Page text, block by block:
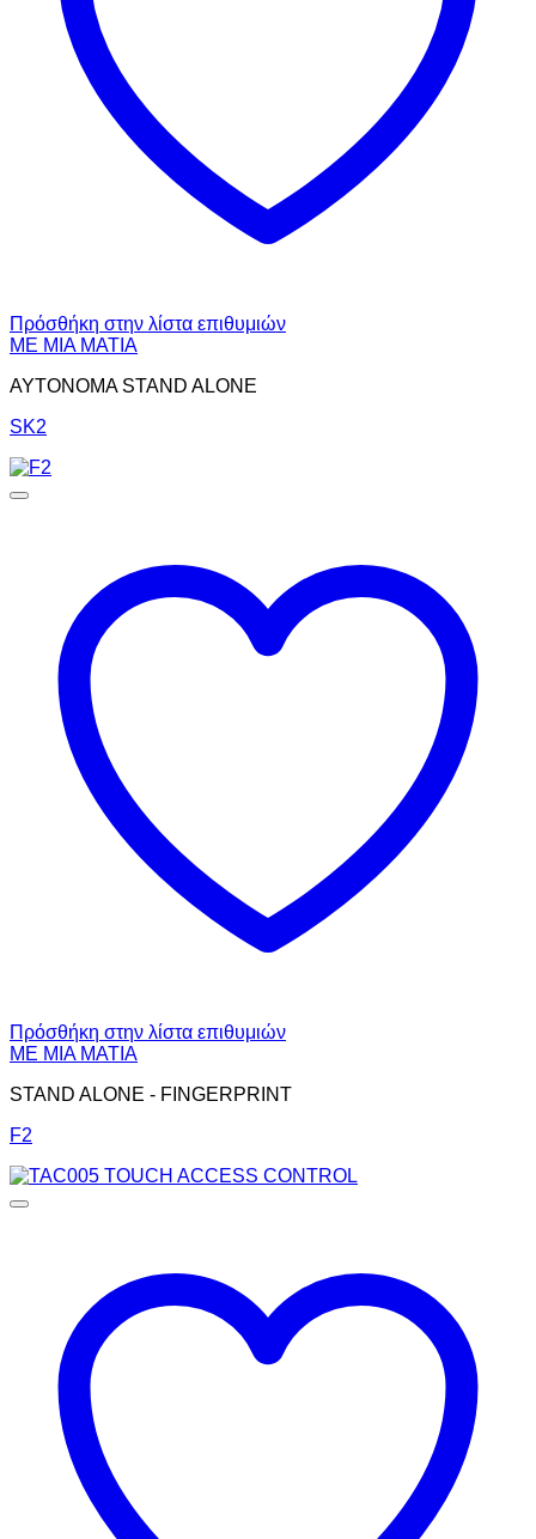
Πρόσθήκη στην λίστα επιθυμιών
ΜΕ ΜΙΑ ΜΑΤΙΑ
ΑΥΤΟΝΟΜΑ STAND ALONE
SK2
Πρόσθήκη στην λίστα επιθυμιών
ΜΕ ΜΙΑ ΜΑΤΙΑ
STAND ALONE - FINGERPRINT
F2